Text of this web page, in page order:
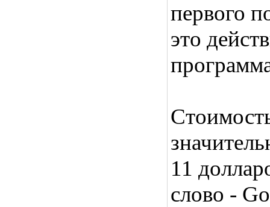
первого
это
11
слово -